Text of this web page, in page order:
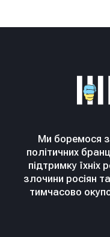
Ми боремося
політичних
підтримку
злочини росіян
тимчасово